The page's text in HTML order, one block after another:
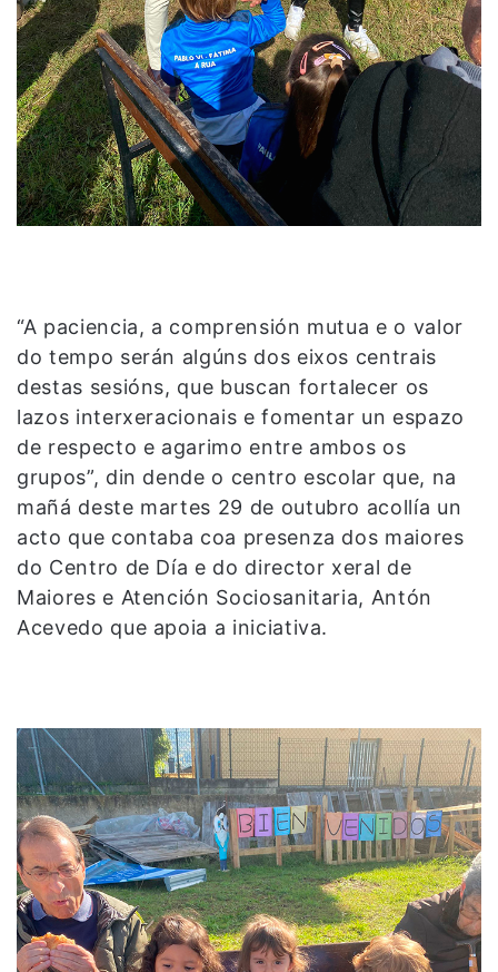
“A paciencia, a comprensión mutua e o valor
do tempo serán algúns dos eixos centrais
destas sesións, que buscan fortalecer os
lazos interxeracionais e fomentar un espazo
de respecto e agarimo entre ambos os
grupos”, din dende o centro escolar que, na
mañá deste martes 29 de outubro acollía un
acto que contaba coa presenza dos maiores
do Centro de Día e do director xeral de
Maiores e Atención Sociosanitaria, Antón
Acevedo que apoia a iniciativa.